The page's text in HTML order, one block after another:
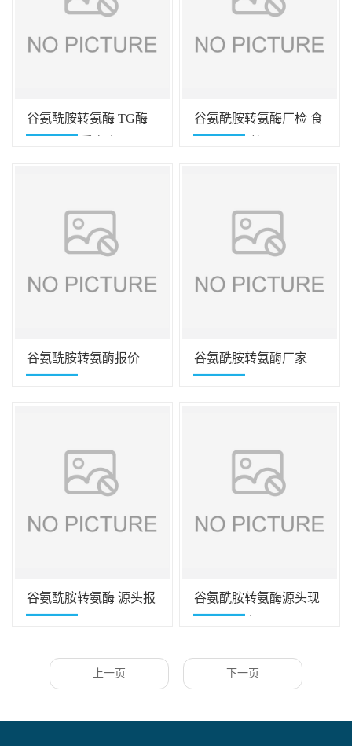
谷氨酰胺转氨酶 TG酶
谷氨酰胺转氨酶厂检 食
谷氨酰胺转氨酶报价 谷氨酰胺转氨酶厂家
谷氨酰胺转氨酶 源头报
谷氨酰胺转氨酶源头现
上一页 下一页